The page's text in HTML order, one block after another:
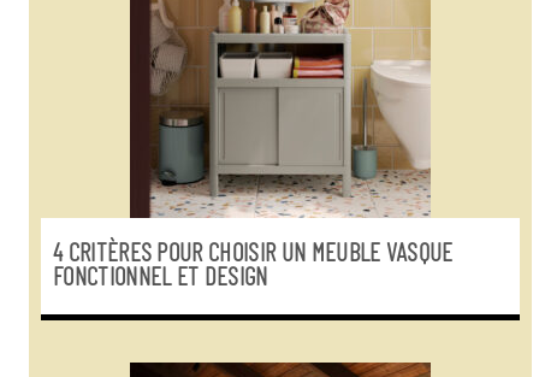
4 CRITÈRES POUR CHOISIR UN MEUBLE VASQUE
FONCTIONNEL ET DESIGN